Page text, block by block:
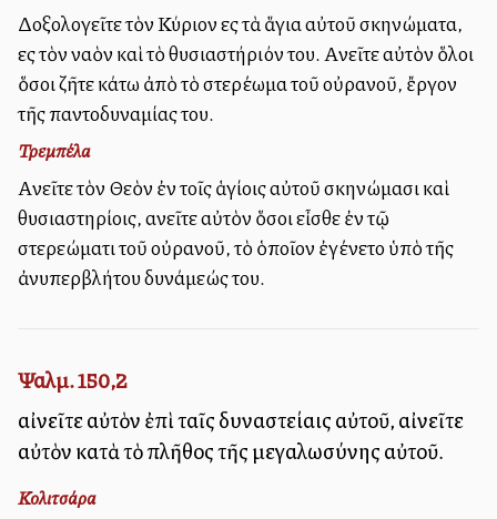
Δοξολογεῖτε τὸν Κύριον εἰς τὰ ἅγια αὐτοῦ σκηνώματα,
εἰς τὸν ναὸν καὶ τὸ θυσιαστήριόν του. Αἰνεῖτε αὐτὸν ὅλοι
ὅσοι ζῆτε κάτω ἀπὸ τὸ στερέωμα τοῦ οὐρανοῦ, ἔργον
τῆς παντοδυναμίας του.
Τρεμπέλα
Αἰνεῖτε τὸν Θεὸν ἐν τοῖς ἁγίοις αὐτοῦ σκηνώμασι καὶ
θυσιαστηρίοις, αἰνεῖτε αὐτὸν ὅσοι εἶσθε ἐν τῷ
στερεώματι τοῦ οὐρανοῦ, τὸ ὁποῖον ἐγένετο ὑπὸ τῆς
ἀνυπερβλήτου δυνάμεώς του.
Ψαλμ. 150,2
αἰνεῖτε αὐτὸν ἐπὶ ταῖς δυναστείαις αὐτοῦ, αἰνεῖτε
αὐτὸν κατὰ τὸ πλῆθος τῆς μεγαλωσύνης αὐτοῦ.
Κολιτσάρα